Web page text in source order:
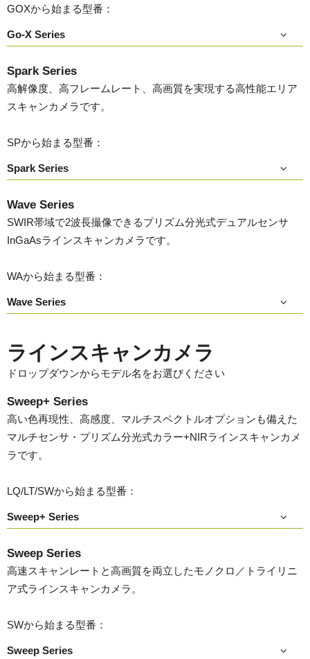
GOXから始まる型番：
Go-X Series
Spark Series
高解像度、高フレームレート、高画質を実現する高性能エリア
スキャンカメラです。
SPから始まる型番：
Spark Series
Wave Series
SWIR帯域で2波長撮像できるプリズム分光式デュアルセンサ
InGaAsラインスキャンカメラです。
WAから始まる型番：
Wave Series
ラインスキャンカメラ
ドロップダウンからモデル名をお選びください
Sweep+ Series
高い色再現性、高感度、マルチスペクトルオプションも備えた
マルチセンサ・プリズム分光式カラー+NIRラインスキャンカメ
ラです。
LQ/LT/SWから始まる型番：
Sweep+ Series
Sweep Series
高速スキャンレートと高画質を両立したモノクロ／トライリニ
ア式ラインスキャンカメラ。
SWから始まる型番：
Sweep Series